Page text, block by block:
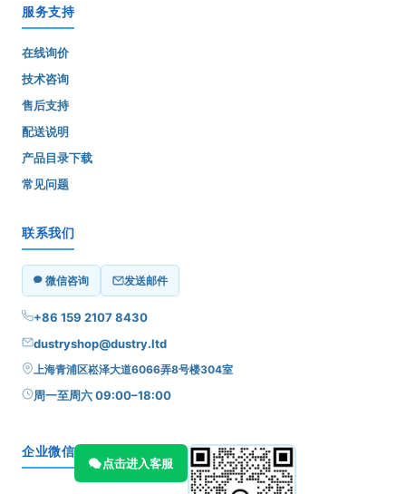
服务支持
在线询价
技术咨询
售后支持
配送说明
产品目录下载
常见问题
联系我们
微信咨询 发送邮件
+86 159 2107 8430
dustryshop@dustry.ltd
上海青浦区崧泽大道6066弄8号楼304室
周一至周六 09:00–18:00
企业微信
点击进入客服